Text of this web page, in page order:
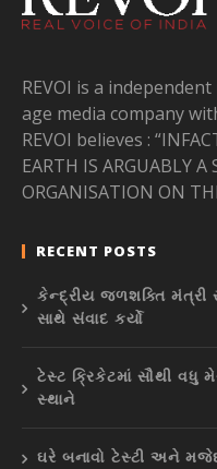
REVOI is a
age media company
REVOI believes :
EARTH IS ARGUABLY A
ORGANISATION ON
RECENT POSTS
કેન્દ્રીય જળશક્તિ મંત્રી
સાથે સંવાદ કર્યો
ટેસ્ટ ક્રિકેટમાં સૌથી વધુ
સ્થાને
ઘરે બનાવો ટેસ્ટી અને